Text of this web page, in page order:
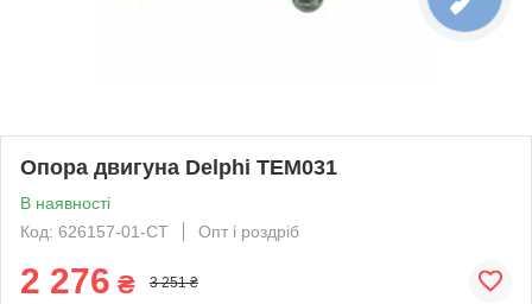
Опора двигуна Delphi TEM031
В наявності
Код: 626157-01-СТ
Опт і роздріб
2 276 ₴ 3 251 ₴